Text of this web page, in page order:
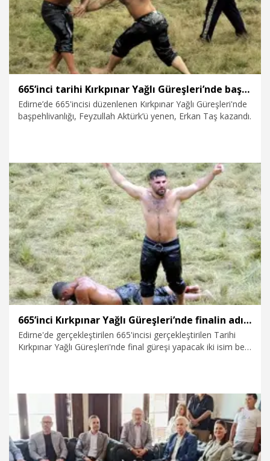
665’inci tarihi Kırkpınar Yağlı Güreşleri’nde başpehlivan Erkan Taş oldu
Edirne’de 665'incisi düzenlenen Kırkpınar Yağlı Güreşleri'nde
başpehlivanlığı, Feyzullah Aktürk’ü yenen, Erkan Taş kazandı.
5.07.2026 Spor
665’inci Kırkpınar Yağlı Güreşleri’nde finalin adı belli oldu
Edirne'de gerçekleştirilen 665'incisi gerçekleştirilen Tarihi
Kırkpınar Yağlı Güreşleri'nde final güreşi yapacak iki isim belli
5.07.2026 Spor